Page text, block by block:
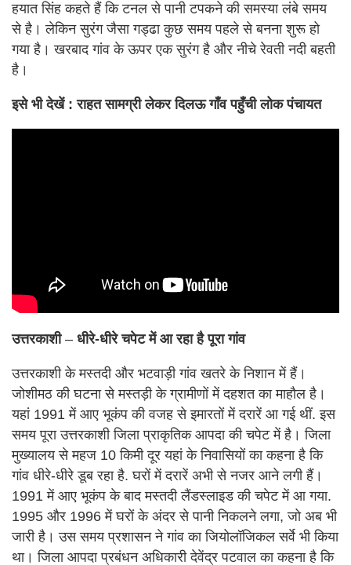
हयात सिंह कहते हैं कि टनल से पानी टपकने की समस्या लंबे समय
से है। लेकिन सुरंग जैसा गड्ढा कुछ समय पहले से बनना शुरू हो
गया है। खरबाद गांव के ऊपर एक सुरंग है और नीचे रेवती नदी बहती
है।
इसे भी देखें :राहत सामग्री लेकर दिलऊ गाँव पहुँची लोक पंचायत
उत्तरकाशी– धीरे-धीरे चपेट में आ रहा है पूरा गांव
उत्तरकाशी के मस्तदी और भटवाड़ी गांव खतरे के निशान में हैं।
जोशीमठ की घटना से मस्तड़ी के ग्रामीणों में दहशत का माहौल है।
यहां 1991 में आए भूकंप की वजह से इमारतों में दरारें आ गई थीं. इस
समय पूरा उत्तरकाशी जिला प्राकृतिक आपदा की चपेट में है। जिला
मुख्यालय से महज 10 किमी दूर यहां के निवासियों का कहना है कि
गांव धीरे-धीरे डूब रहा है. घरों में दरारें अभी से नजर आने लगी हैं।
1991 में आए भूकंप के बाद मस्तदी लैंडस्लाइड की चपेट में आ गया.
1995 और 1996 में घरों के अंदर से पानी निकलने लगा, जो अब भी
जारी है। उस समय प्रशासन ने गांव का जियोलॉजिकल सर्वे भी किया
था। जिला आपदा प्रबंधन अधिकारी देवेंद्र पटवाल का कहना है कि